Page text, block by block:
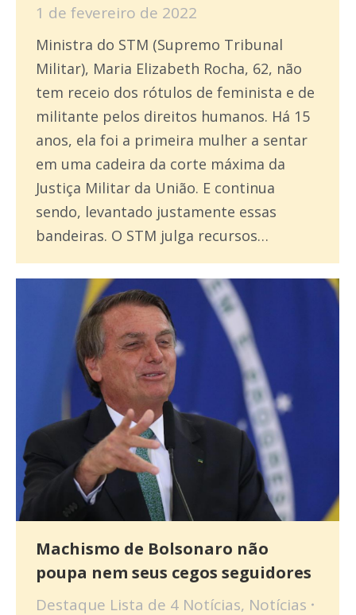
1 de fevereiro de 2022
Ministra do STM (Supremo Tribunal
Militar), Maria Elizabeth Rocha, 62, não
tem receio dos rótulos de feminista e de
militante pelos direitos humanos. Há 15
anos, ela foi a primeira mulher a sentar
em uma cadeira da corte máxima da
Justiça Militar da União. E continua
sendo, levantado justamente essas
bandeiras. O STM julga recursos…
Machismo de Bolsonaro não
poupa nem seus cegos seguidores
Destaque Lista de 4 Notícias, Notícias